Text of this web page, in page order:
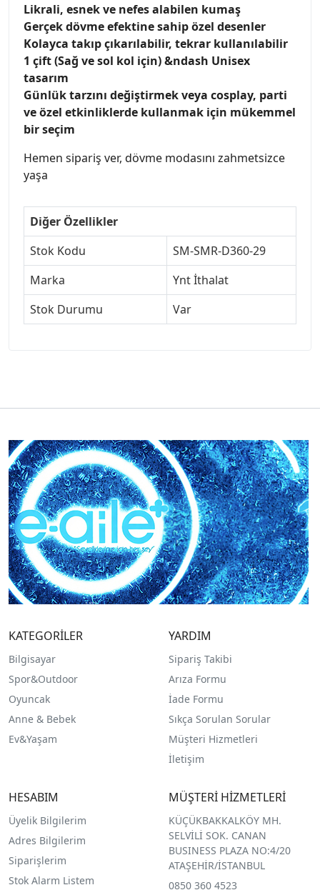
Likrali, esnek ve nefes alabilen kumaş
Gerçek dövme efektine sahip özel desenler
Kolayca takıp çıkarılabilir, tekrar kullanılabilir
1 çift (Sağ ve sol kol için) &ndash Unisex
tasarım
Günlük tarzını değiştirmek veya cosplay, parti
ve özel etkinliklerde kullanmak için mükemmel
bir seçim
Hemen sipariş ver, dövme modasını zahmetsizce
yaşa
Diğer Özellikler
Stok Kodu
SM-SMR-D360-29
Marka
Ynt İthalat
Stok Durumu
Var
KATEGORİLER
Bilgisayar
Spor&Outdoor
Oyuncak
Anne & Bebek
Ev&Yaşam
YARDIM
Sipariş Takibi
Arıza Formu
İade Formu
Sıkça Sorulan Sorular
Müşteri Hizmetleri
İletişim
HESABIM
Üyelik Bilgilerim
Adres Bilgilerim
Siparişlerim
Stok Alarm Listem
MÜŞTERİ HİZMETLERİ
KÜÇÜKBAKKALKÖY MH.
SELVİLİ SOK. CANAN
BUSINESS PLAZA NO:4/20
ATAŞEHİR/İSTANBUL
0850 360 4523